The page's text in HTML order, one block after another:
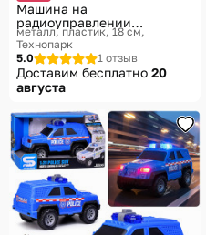
Машина на
радиоуправлении
«Полиция»
металл, пластик, 18 см
Технопарк
5.0
1 отзыв
Доставим бесплатно 20
августа